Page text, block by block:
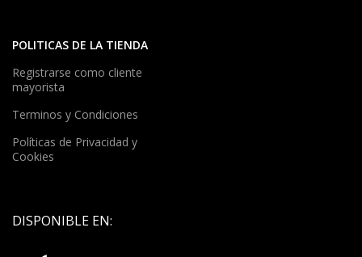
POLITICAS DE LA TIENDA
Registrarse como cliente
mayorista
Terminos y Condiciones
Políticas de Privacidad y
Cookies
DISPONIBLE EN: